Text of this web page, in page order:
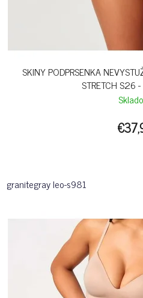
SKINY PODPRSENKA
STRETCH S26
granitegray leo-s981